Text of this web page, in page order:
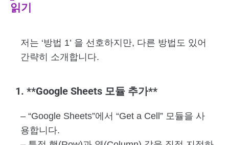
읽기
저는 ‘방법 1’ 을 선호하지만, 다른 방법도 있어
간략히 소개합니다.
1. **Google Sheets 모듈 추가**
– “Google Sheets”에서 “Get a Cell” 모듈을 사
용합니다.